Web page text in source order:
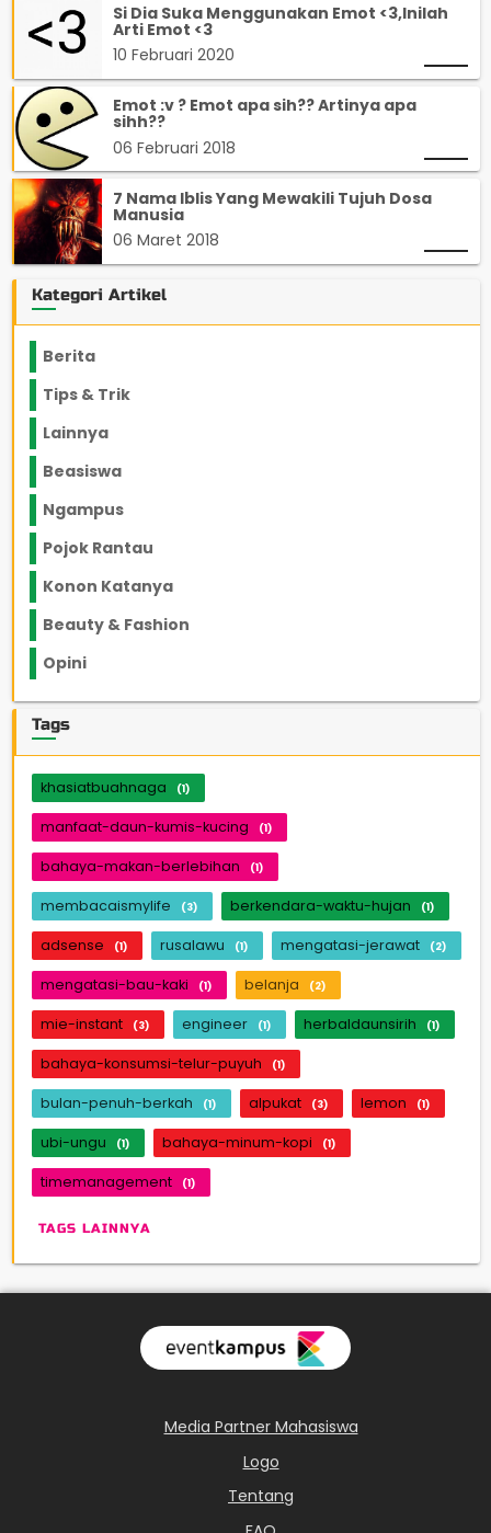
Si Dia Suka Menggunakan Emot <3,Inilah
Arti Emot <3
10 Februari 2020
Emot :v ? Emot apa sih?? Artinya apa
sihh??
06 Februari 2018
7 Nama Iblis Yang Mewakili Tujuh Dosa
Manusia
06 Maret 2018
Kategori Artikel
Berita
Tips & Trik
Lainnya
Beasiswa
Ngampus
Pojok Rantau
Konon Katanya
Beauty & Fashion
Opini
Tags
khasiatbuahnaga (1)
manfaat-daun-kumis-kucing (1)
bahaya-makan-berlebihan (1)
membacaismylife (3) berkendara-waktu-hujan (1)
adsense (1) rusalawu (1) mengatasi-jerawat (2)
mengatasi-bau-kaki (1) belanja (2)
mie-instant (3) engineer (1) herbaldaunsirih (1)
bahaya-konsumsi-telur-puyuh (1)
bulan-penuh-berkah (1) alpukat (3) lemon (1)
ubi-ungu (1) bahaya-minum-kopi (1)
timemanagement (1)
TAGS LAINNYA
Media Partner Mahasiswa
Logo
Tentang